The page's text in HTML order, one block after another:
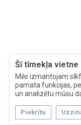
Šī tīmekļa
Mēs izmantojam
pamata funkcijas,
un analizētu mūsu
Piekrītu